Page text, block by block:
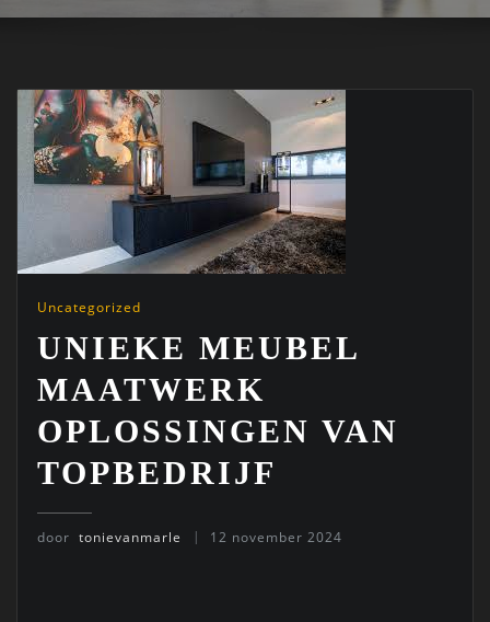
Uncategorized
UNIEKE MEUBEL
MAATWERK
OPLOSSINGEN VAN
TOPBEDRIJF
door tonievanmarle 12 november 2024